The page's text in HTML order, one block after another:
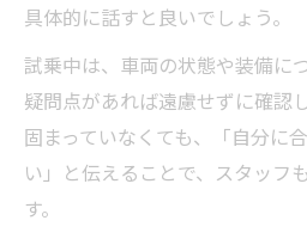
具体的に話すと良いでしょう。
試乗中は、車両の状態や装備に
疑問点があれば遠慮せずに確認
固まっていなくても、「自分に
い」と伝えることで、スタッフ
す。